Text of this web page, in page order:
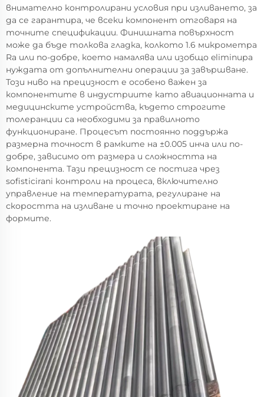
внимателно контролирани условия при изливането, за
да се гарантира, че всеки компонент отговаря на
точните спецификации. Финишната повърхност
може да бъде толкова гладка, колкото 1.6 микрометра
Ra или по-добре, което намалява или изобщо eliminира
нуждата от допълнителни операции за завършване.
Този ниво на прецизност е особено важен за
компонентите в индустриите като авиационната и
медицинските устройства, където строгите
толеранции са необходими за правилното
функциониране. Процесът постоянно поддържа
размерна точност в рамките на ±0.005 инча или по-
добре, зависимо от размера и сложността на
компонента. Тази прецизност се постига чрез
sofisticirani контроли на процеса, включително
управление на температурата, регулиране на
скоростта на изливане и точно проектиране на
формите.